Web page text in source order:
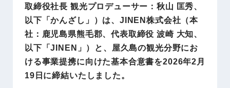
取締役社長 観光プロデューサー：秋山 匡秀、
以下「かんざし」）は、JINEN株式会社（本
社：鹿児島県熊毛郡、代表取締役 波崎 大知、
以下「JINEN」）と、屋久島の観光分野にお
ける事業提携に向けた基本合意書を2026年2月
19日に締結いたしました。